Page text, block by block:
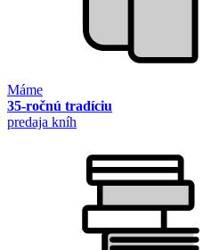
Máme
35-ročnú tradíciu
predaja kníh